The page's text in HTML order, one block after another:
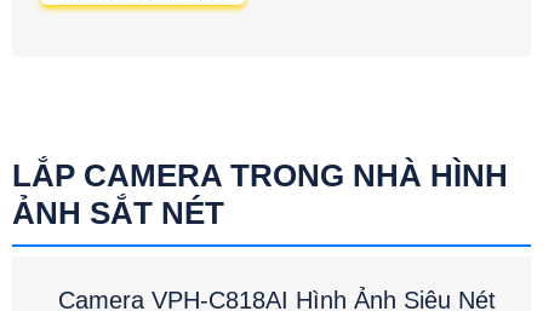
LẮP CAMERA TRONG NHÀ HÌNH
ẢNH SẮT NÉT
Camera VPH-C818AI Hình Ảnh Siêu Nét